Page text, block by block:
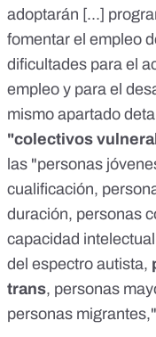
adoptarán [...]
fomentar el empleo
dificultades para el
empleo y para el
mismo apartado
"colectivos
las "personas
cualificación,
duración, personas
capacidad
del espectro autista,
trans, personas
personas